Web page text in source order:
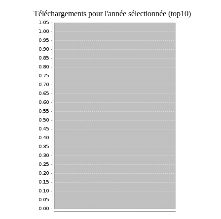
Téléchargements pour l'année sélectionnée (top10)